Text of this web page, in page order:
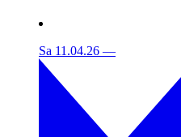
Sa 11.04.26 —